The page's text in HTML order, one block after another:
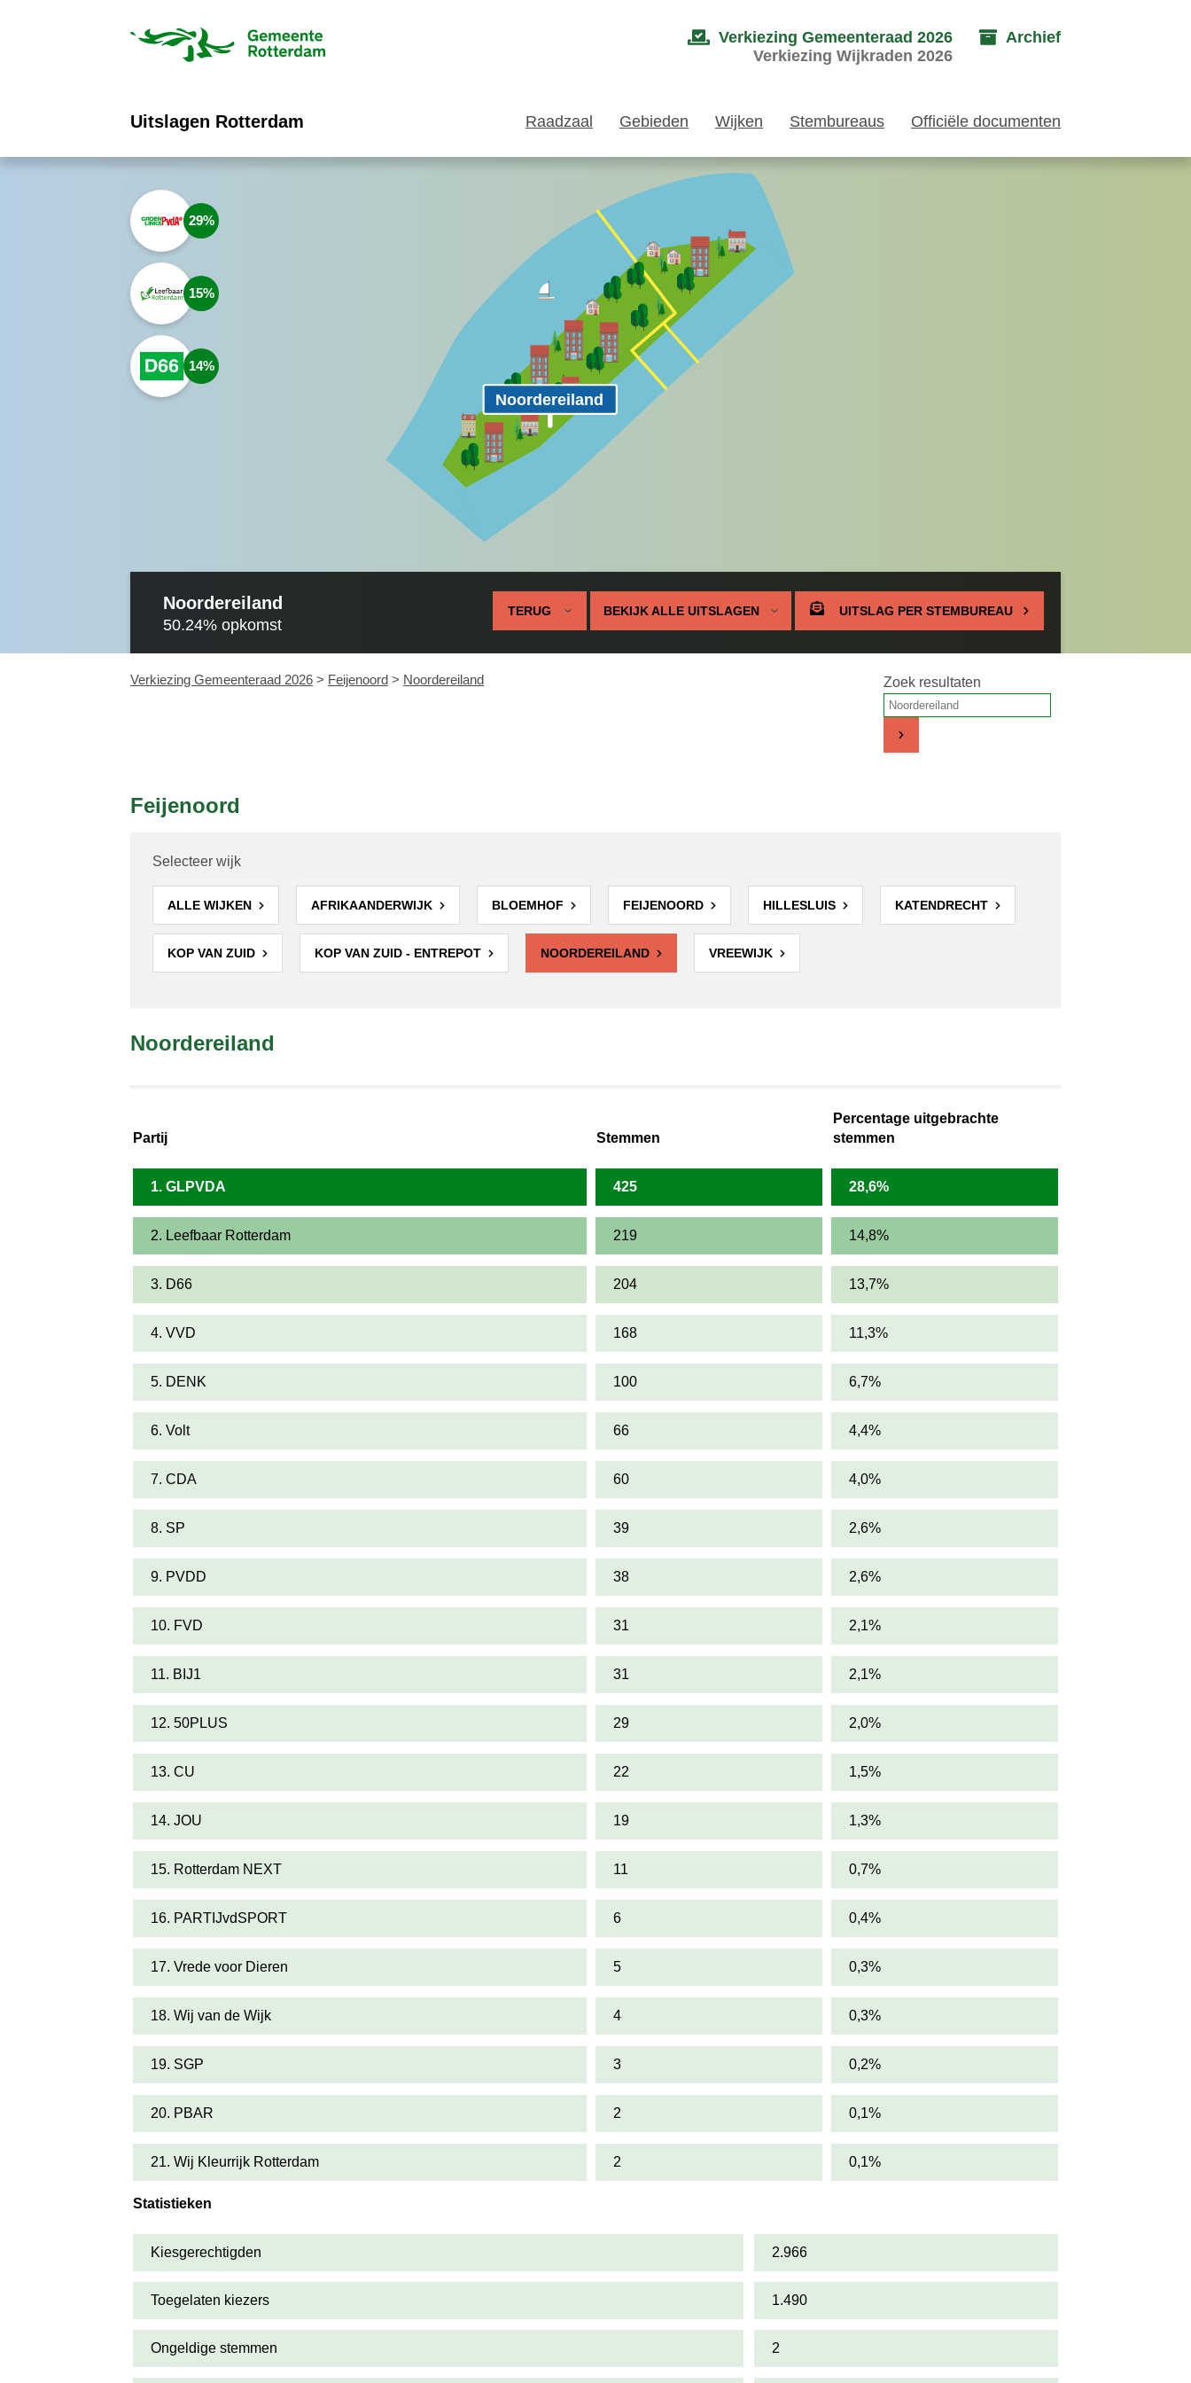
Verkiezing Gemeenteraad 2026
Verkiezing Wijkraden 2026
Archief
Uitslagen Rotterdam Raadzaal Gebieden Wijken Stembureaus Officiële documenten
Noordereiland
29
15
14
Noordereiland
50.24% opkomst
TERUG BEKIJK ALLE UITSLAGEN UITSLAG PER STEMBUREAU
Verkiezing Gemeenteraad 2026 > Feijenoord > Noordereiland Zoek resultaten
Feijenoord
Selecteer wijk
ALLE WIJKEN AFRIKAANDERWIJK BLOEMHOF FEIJENOORD HILLESLUIS KATENDRECHT
KOP VAN ZUID KOP VAN ZUID - ENTREPOT NOORDEREILAND VREEWIJK
Noordereiland
Partij Stemmen
Percentage uitgebrachte
stemmen
1. GLPVDA 425 28,6%
2. Leefbaar Rotterdam 219 14,8%
3. D66 204 13,7%
4. VVD 168 11,3%
5. DENK 100 6,7%
6. Volt 66 4,4%
7. CDA 60 4,0%
8. SP 39 2,6%
9. PVDD 38 2,6%
10. FVD 31 2,1%
11. BIJ1 31 2,1%
12. 50PLUS 29 2,0%
13. CU 22 1,5%
14. JOU 19 1,3%
15. Rotterdam NEXT 11 0,7%
16. PARTIJvdSPORT 6 0,4%
17. Vrede voor Dieren 5 0,3%
18. Wij van de Wijk 4 0,3%
19. SGP 3 0,2%
20. PBAR 2 0,1%
21. Wij Kleurrijk Rotterdam 2 0,1%
Statistieken
Kiesgerechtigden 2.966
Toegelaten kiezers 1.490
Ongeldige stemmen 2